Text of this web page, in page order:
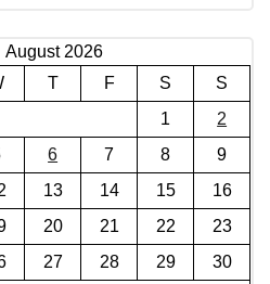
August 2026
T F S
S
1
2
6 7 8
9
13 14 15
16
20 21 22
23
27 28 29
30